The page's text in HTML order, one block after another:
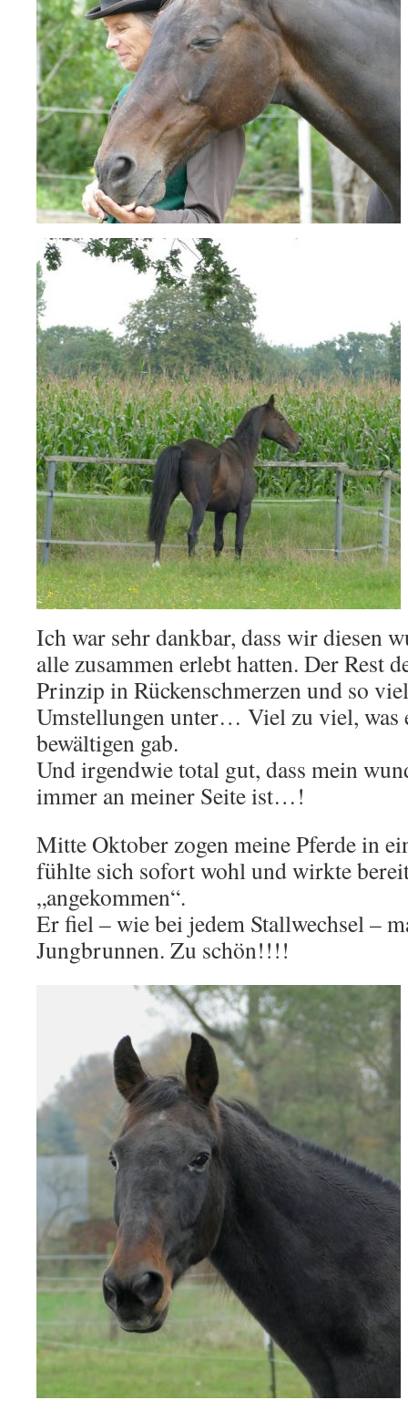
Ich war sehr dankbar, dass wir diesen
alle zusammen erlebt hatten. Der Rest
Prinzip in Rückenschmerzen und so
Umstellungen unter… Viel zu viel, was
bewältigen gab.
Und irgendwie total gut, dass mein
immer an meiner Seite ist…!
Mitte Oktober zogen meine Pferde in
fühlte sich sofort wohl und wirkte
„angekommen“.
Er fiel – wie bei jedem Stallwechsel –
Jungbrunnen. Zu schön!!!!